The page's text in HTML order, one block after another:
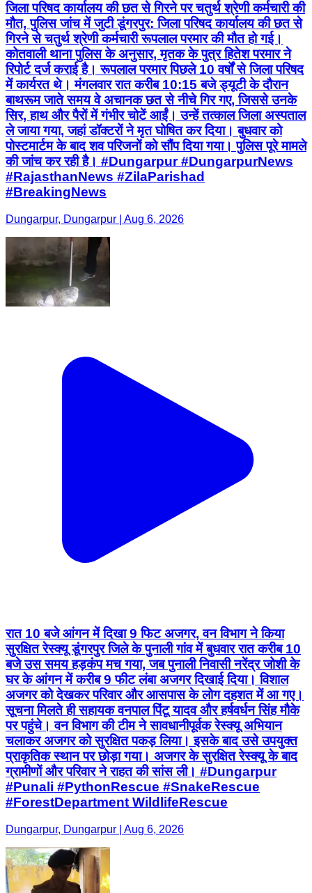
जिला परिषद कार्यालय की छत से गिरने पर चतुर्थ श्रेणी कर्मचारी की
मौत, पुलिस जांच में जुटी डूंगरपुर: जिला परिषद कार्यालय की छत से
गिरने से चतुर्थ श्रेणी कर्मचारी रूपलाल परमार की मौत हो गई।
कोतवाली थाना पुलिस के अनुसार, मृतक के पुत्र हितेश परमार ने
रिपोर्ट दर्ज कराई है। रूपलाल परमार पिछले 10 वर्षों से जिला परिषद
में कार्यरत थे। मंगलवार रात करीब 10:15 बजे ड्यूटी के दौरान
बाथरूम जाते समय वे अचानक छत से नीचे गिर गए, जिससे उनके
सिर, हाथ और पैरों में गंभीर चोटें आईं। उन्हें तत्काल जिला अस्पताल
ले जाया गया, जहां डॉक्टरों ने मृत घोषित कर दिया। बुधवार को
पोस्टमार्टम के बाद शव परिजनों को सौंप दिया गया। पुलिस पूरे मामले
की जांच कर रही है। #Dungarpur #DungarpurNews
#RajasthanNews #ZilaParishad
#BreakingNews
Dungarpur, Dungarpur | Aug 6, 2026
रात 10 बजे आंगन में दिखा 9 फिट अजगर, वन विभाग ने किया
सुरक्षित रेस्क्यू डूंगरपुर जिले के पुनाली गांव में बुधवार रात करीब 10
बजे उस समय हड़कंप मच गया, जब पुनाली निवासी नरेंद्र जोशी के
घर के आंगन में करीब 9 फीट लंबा अजगर दिखाई दिया। विशाल
अजगर को देखकर परिवार और आसपास के लोग दहशत में आ गए।
सूचना मिलते ही सहायक वनपाल पिंटू यादव और हर्षवर्धन सिंह मौके
पर पहुंचे। वन विभाग की टीम ने सावधानीपूर्वक रेस्क्यू अभियान
चलाकर अजगर को सुरक्षित पकड़ लिया। इसके बाद उसे उपयुक्त
प्राकृतिक स्थान पर छोड़ा गया। अजगर के सुरक्षित रेस्क्यू के बाद
ग्रामीणों और परिवार ने राहत की सांस ली। #Dungarpur
#Punali #PythonRescue #SnakeRescue
#ForestDepartment WildlifeRescue
Dungarpur, Dungarpur | Aug 6, 2026